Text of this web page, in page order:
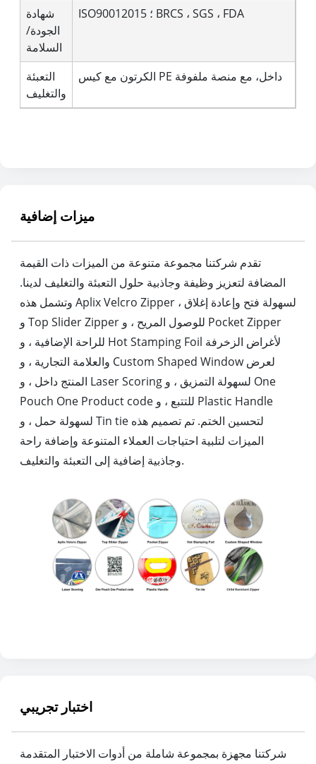
شهادة
الجودة/
السلامة
ISO90012015 ؛ BRCS ، SGS ، FDA
التعبئة
والتغليف
الكرتون مع كيس PE داخل، مع منصة ملفوفة
ميزات إضافية
تقدم شركتنا مجموعة متنوعة من الميزات ذات القيمة
المضافة لتعزيز وظيفة وجاذبية حلول التعبئة والتغليف لدينا.
وتشمل هذه Aplix Velcro Zipper لسهولة فتح وإعادة إغلاق ،
و Top Slider Zipper للوصول المريح ، و Pocket Zipper
للراحة الإضافية ، و Hot Stamping Foil لأغراض الزخرفة
والعلامة التجارية ، و Custom Shaped Window لعرض
المنتج داخل ، و Laser Scoring لسهولة التمزيق ، و One
Pouch One Product code للتتبع ، و Plastic Handle
لسهولة حمل ، و Tin tie لتحسين الختم. تم تصميم هذه
الميزات لتلبية احتياجات العملاء المتنوعة وإضافة راحة
وجاذبية إضافية إلى التعبئة والتغليف.
اختبار تجريبي
شركتنا مجهزة بمجموعة شاملة من أدوات الاختبار المتقدمة